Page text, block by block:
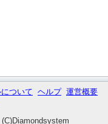
ついて ヘルプ 運営概要